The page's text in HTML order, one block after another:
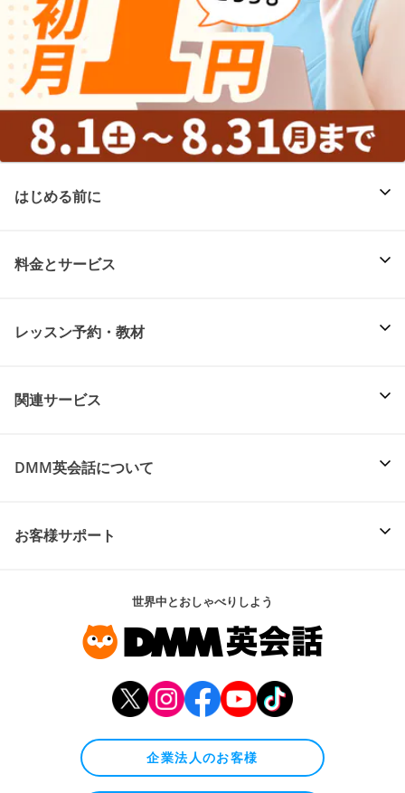
はじめる前に
料金とサービス
レッスン予約・教材
関連サービス
DMM英会話について
お客様サポート
世界中とおしゃべりしよう
企業法人のお客様